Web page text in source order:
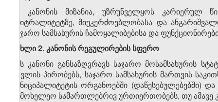
ამ კანონის მიზანია, უზრუნველყოს კარიერულ
ნეიტრალიტეტზე, მიუკერძოებლობასა და
საჯარო სამსახურის ჩამოყალიბებისა და
მუხლი 2. კანონის რეგულირების სფერო
ეს კანონი განსაზღვრავს საჯარო მოსამსახურის
გავლის პირობებს, საჯარო სამსახურის მართვის
მუნიციპალიტეტის ორგანოებში
სამოხელეო სამართლებრივ ურთიერთობებს, თუ